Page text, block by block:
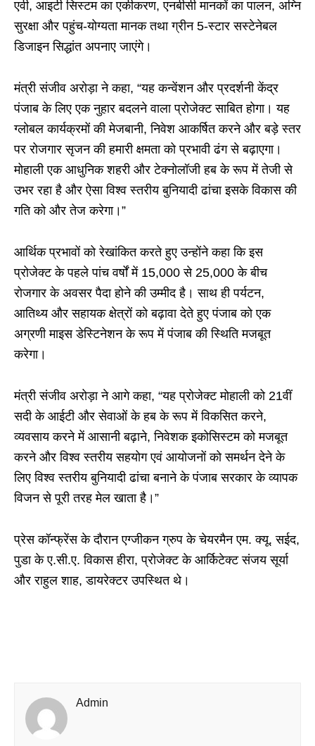
एवी, आइटी सिस्टम का एकीकरण, एनबीसी मानकों का पालन, अग्नि
सुरक्षा और पहुंच-योग्यता मानक तथा ग्रीन 5-स्टार सस्टेनेबल
डिजाइन सिद्धांत अपनाए जाएंगे।
मंत्री संजीव अरोड़ा ने कहा, “यह कन्वेंशन और प्रदर्शनी केंद्र
पंजाब के लिए एक नुहार बदलने वाला प्रोजेक्ट साबित होगा। यह
ग्लोबल कार्यक्रमों की मेजबानी, निवेश आकर्षित करने और बड़े स्तर
पर रोजगार सृजन की हमारी क्षमता को प्रभावी ढंग से बढ़ाएगा।
मोहाली एक आधुनिक शहरी और टेक्नोलॉजी हब के रूप में तेजी से
उभर रहा है और ऐसा विश्व स्तरीय बुनियादी ढांचा इसके विकास की
गति को और तेज करेगा।”
आर्थिक प्रभावों को रेखांकित करते हुए उन्होंने कहा कि इस
प्रोजेक्ट के पहले पांच वर्षों में 15,000 से 25,000 के बीच
रोजगार के अवसर पैदा होने की उम्मीद है। साथ ही पर्यटन,
आतिथ्य और सहायक क्षेत्रों को बढ़ावा देते हुए पंजाब को एक
अग्रणी माइस डेस्टिनेशन के रूप में पंजाब की स्थिति मजबूत
करेगा।
मंत्री संजीव अरोड़ा ने आगे कहा, “यह प्रोजेक्ट मोहाली को 21वीं
सदी के आईटी और सेवाओं के हब के रूप में विकसित करने,
व्यवसाय करने में आसानी बढ़ाने, निवेशक इकोसिस्टम को मजबूत
करने और विश्व स्तरीय सहयोग एवं आयोजनों को समर्थन देने के
लिए विश्व स्तरीय बुनियादी ढांचा बनाने के पंजाब सरकार के व्यापक
विजन से पूरी तरह मेल खाता है।”
प्रेस कॉन्फ्रेंस के दौरान एग्जीकन ग्रुप के चेयरमैन एम. क्यू. सईद,
पुडा के ए.सी.ए. विकास हीरा, प्रोजेक्ट के आर्किटेक्ट संजय सूर्या
और राहुल शाह, डायरेक्टर उपस्थित थे।
Admin